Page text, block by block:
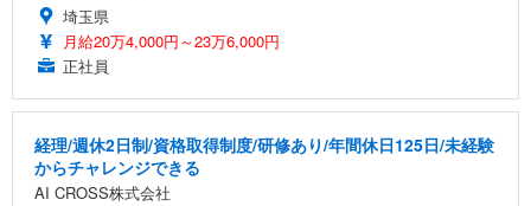
埼玉県
月給20万4,000円～23万6,000円
正社員
経理/週休2日制/資格取得制度/研修あり/年間休日125日/未経験
からチャレンジできる
AI CROSS株式会社